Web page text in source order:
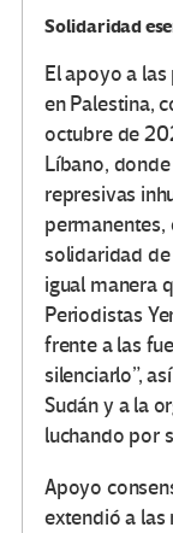
Solidaridad
El apoyo a
en Palestina,
octubre de
Líbano,
represivas
permanentes,
solidaridad
igual manera
Periodistas
frente a las
silenciarlo”,
Sudán y a la
luchando por
Apoyo
extendió a las